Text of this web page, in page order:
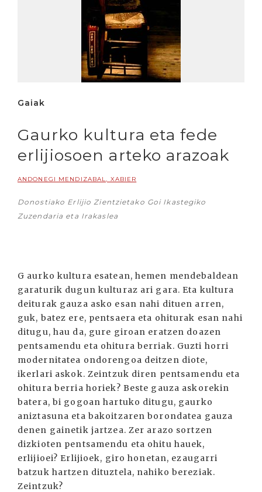
Gaiak
Gaurko kultura eta fede
erlijiosoen arteko arazoak
ANDONEGI MENDIZABAL, XABIER
Donostiako Erlijio Zientzietako Goi Ikastegiko
Zuzendaria eta Irakaslea
G aurko kultura esatean, hemen mendebaldean
garaturik dugun kulturaz ari gara. Eta kultura
deiturak gauza asko esan nahi dituen arren,
guk, batez ere, pentsaera eta ohiturak esan nahi
ditugu, hau da, gure giroan eratzen doazen
pentsamendu eta ohitura berriak. Guzti horri
modernitatea ondorengoa deitzen diote,
ikerlari askok. Zeintzuk diren pentsamendu eta
ohitura berria horiek? Beste gauza askorekin
batera, bi gogoan hartuko ditugu, gaurko
aniztasuna eta bakoitzaren borondatea gauza
denen gainetik jartzea. Zer arazo sortzen
dizkioten pentsamendu eta ohitu hauek,
erlijioei? Erlijioek, giro honetan, ezaugarri
batzuk hartzen dituztela, nahiko bereziak.
Zeintzuk?